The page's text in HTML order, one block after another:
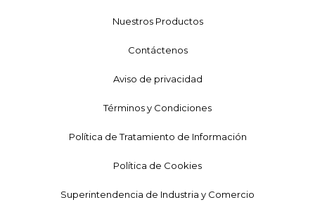
Nuestros Productos
Contáctenos
Aviso de privacidad
Términos y Condiciones
Política de Tratamiento de Información
Política de Cookies
Superintendencia de Industria y Comercio